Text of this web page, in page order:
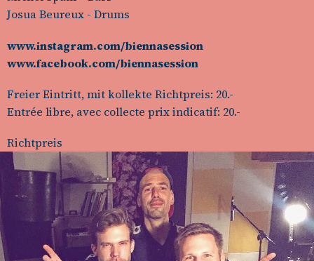
Josua Beureux - Drums
www.instagram.com/biennasession
www.facebook.com/biennasession
Freier Eintritt, mit kollekte Richtpreis: 20.-
Entrée libre, avec collecte prix indicatif: 20.-
Richtpreis